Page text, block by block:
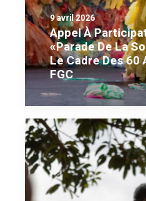
9 avril 2026
Appel À
«Parade De La
Le Cadre Des 60
FGC